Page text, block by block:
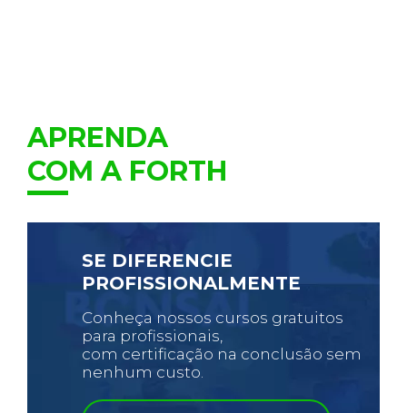
APRENDA
COM A FORTH
SE DIFERENCIE
PROFISSIONALMENTE
Conheça nossos cursos gratuitos
para profissionais,
com certificação na conclusão sem
nenhum custo.